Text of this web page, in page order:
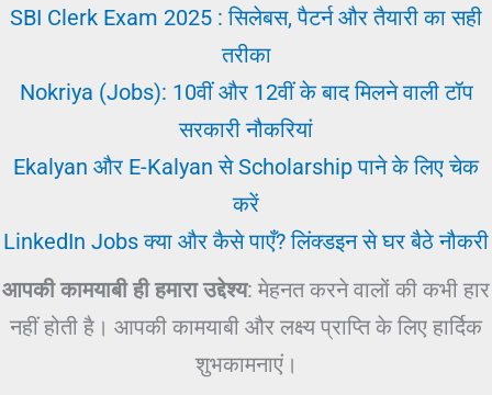
SBI Clerk Exam 2025 : सिलेबस, पैटर्न और तैयारी का सही
तरीका
Nokriya (Jobs): 10वीं और 12वीं के बाद मिलने वाली टॉप
सरकारी नौकरियां
Ekalyan और E-Kalyan से Scholarship पाने के लिए चेक
करें
LinkedIn Jobs क्या और कैसे पाएँ? लिंक्डइन से घर बैठे नौकरी
आपकी कामयाबी ही हमारा उद्देश्य: मेहनत करने वालों की कभी हार
नहीं होती है। आपकी कामयाबी और लक्ष्य प्राप्ति के लिए हार्दिक
शुभकामनाएं।